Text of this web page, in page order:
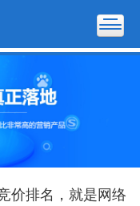
价排名，就是网络